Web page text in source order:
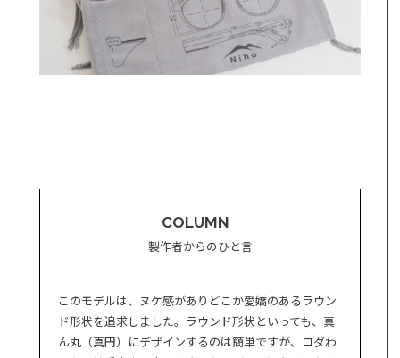
COLUMN
製作者からのひと言
このモデルは、ヌケ感がありどこか愛嬌のあるラウン
ド形状を追求しました。ラウンド形状といっても、真
ん丸（真円）にデザインするのは簡単ですが、コダわ